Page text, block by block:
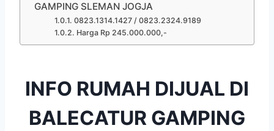
GAMPING SLEMAN JOGJA
0823.1314.1427 / 0823.2324.9189
Harga Rp 245.000.000,-
INFO RUMAH DIJUAL DI
BALECATUR GAMPING